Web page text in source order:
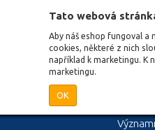
Tato webová
Aby náš eshop fungoval a
cookies, některé z nich
například k marketingu. K
marketingu.
OK